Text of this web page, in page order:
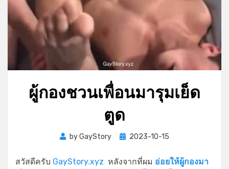
ผู้กองชวนเพื่อนมารุมเย็ด
ตูด
byGayStory
Posted
2023-10-15
สวัสดีครับ GayStory.xyz หลังจากที่ผม อ่อยให้ผู้กองมา